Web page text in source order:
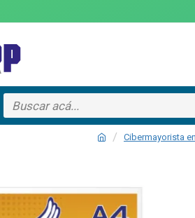
Cibermayorista